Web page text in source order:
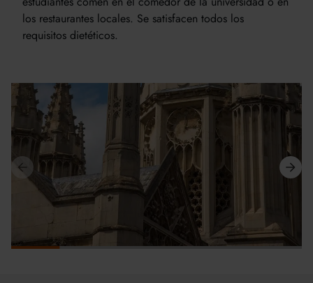
los restaurantes locales. Se satisfacen todos los
requisitos dietéticos.